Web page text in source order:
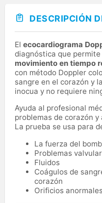
atención continuada de
centro se realizan
empresa, deportivos y
etc.
DESCRIPCIÓN
El ecocardiograma
diagnóstica que permite
movimiento en tiempo
con método Doppler
sangre en el corazón y
inocua y no requiere
Ayuda al profesional
problemas de corazón
La prueba se usa para
La fuerza del
Problemas
Fluidos
Coágulos de
corazón
Orificios